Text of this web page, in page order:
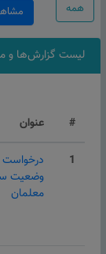
همه
لیست گزارش‌ها و
# عنوان
1
درخواست
وضعیت
معلمان